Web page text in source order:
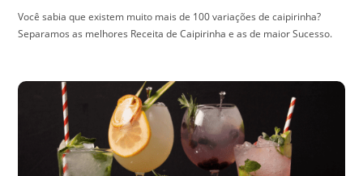
Você sabia que existem muito mais de 100 variações de caipirinha?
Separamos as melhores Receita de Caipirinha e as de maior Sucesso.